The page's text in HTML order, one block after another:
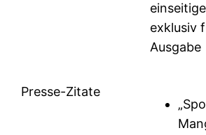
exklusiv
Ausgabe
Presse-Zitate